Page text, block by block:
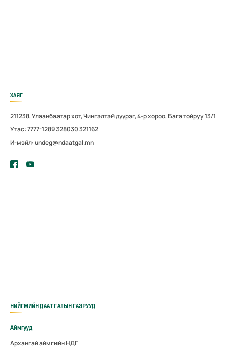
ХАЯГ
211238, Улаанбаатар хот, Чингэлтэй дүүрэг, 4-р хороо, Бага тойруу 13/1
Утас: 7777-1289 328030 321162
И-мэйл: undeg@ndaatgal.mn
НИЙГМИЙН ДААТГАЛЫН ГАЗРУУД
Аймгууд
Архангай аймгийн НДГ